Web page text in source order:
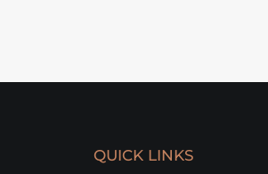
QUICK LINKS